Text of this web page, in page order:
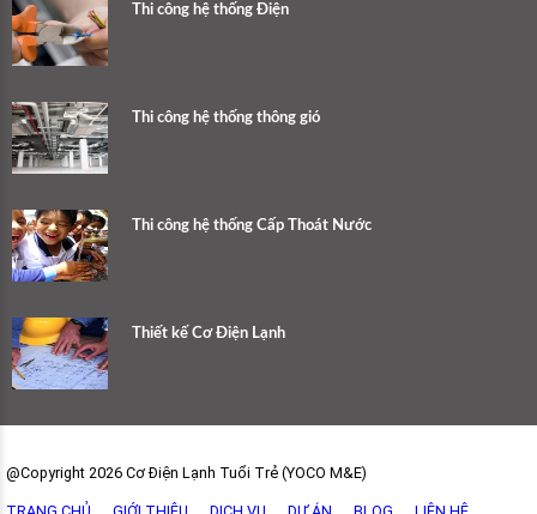
Thi công hệ thống Điện
Thi công hệ thống thông gió
Thi công hệ thống Cấp Thoát Nước
Thiết kế Cơ Điện Lạnh
@Copyright 2026 Cơ Điện Lạnh Tuổi Trẻ (YOCO M&E)